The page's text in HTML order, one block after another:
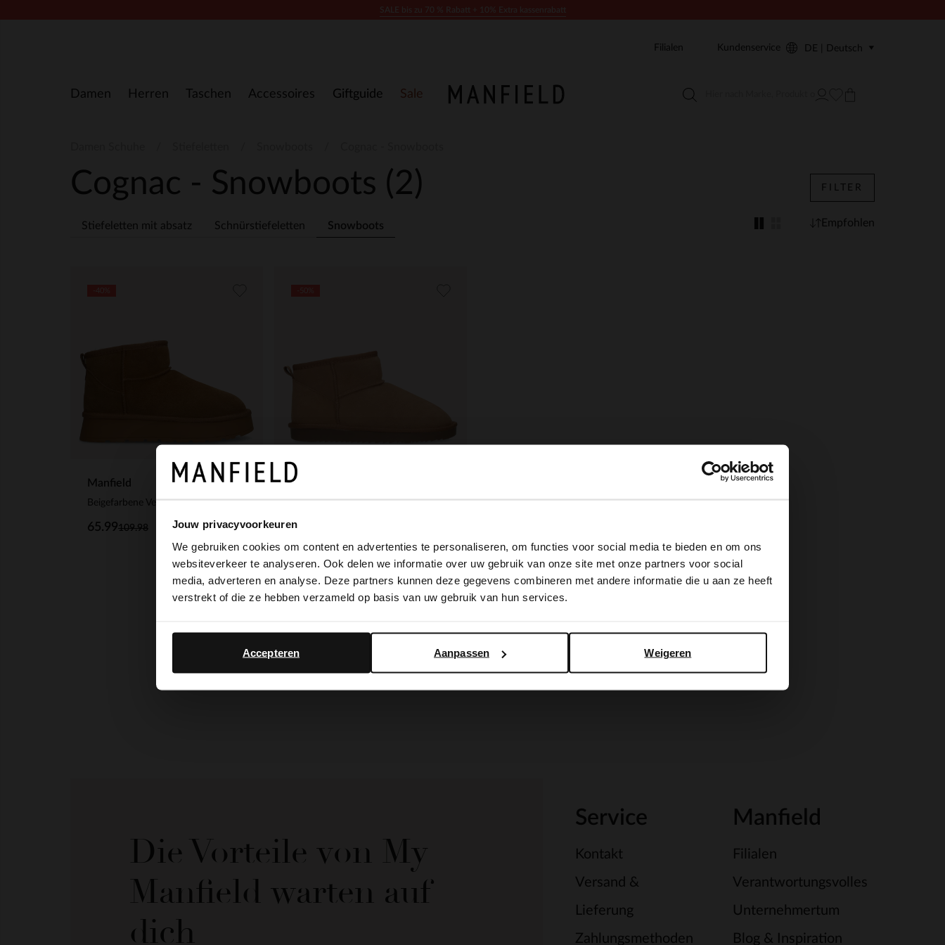
Jouw privacyvoorkeuren
We gebruiken cookies om content en advertenties te personaliseren, om functies voor social media te bieden en om ons
websiteverkeer te analyseren. Ook delen we informatie over uw gebruik van onze site met onze partners voor social
media, adverteren en analyse. Deze partners kunnen deze gegevens combineren met andere informatie die u aan ze heeft
verstrekt of die ze hebben verzameld op basis van uw gebruik van hun services.
Weigeren
Aanpassen
Accepteren
Damen Herren Taschen Accessoires Giftguide Sale
Filialen Kundenservice DE | Deutsch
Cognac - Snowboots (2)
Stiefeletten mit absatz Schnürstiefeletten Snowboots
FILTER
Empfohlen
Manfield
Beigefarbene Veloursleder-Snowboots mit Kunstfell
109.98
65.99
Manfield
Cognacfarbene Veloursleder-Boots mit Wollfutter
55.00
Die Vorteile von My
Manfield warten auf
dich
Service
Kontakt
Versand &
Lieferung
Zahlungsmethoden
Manfield
Filialen
Verantwortungsvolles
Unternehmertum
Blog & Inspiration
×
It looks like your language isn't Dutch. Would you like to